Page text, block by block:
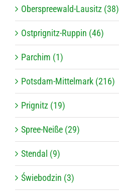
Oberspreewald-Lausitz (38)
Ostprignitz-Ruppin (46)
Parchim (1)
Potsdam-Mittelmark (216)
Prignitz (19)
Spree-Neiße (29)
Stendal (9)
Świebodzin (3)